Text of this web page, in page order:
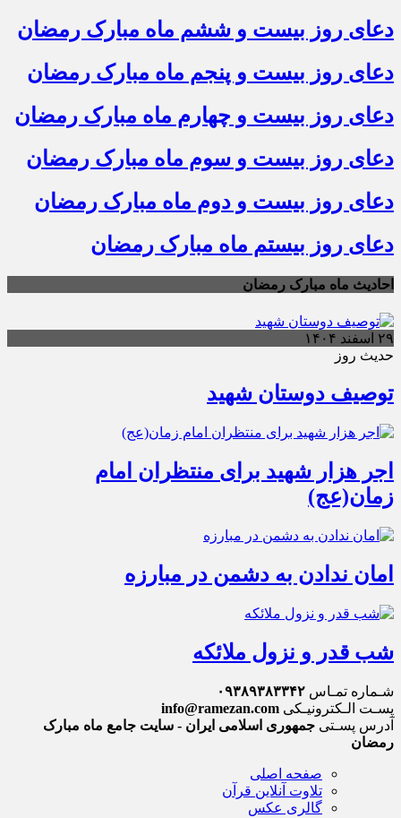
دعای روز بیست و ششم ماه مبارک رمضان
دعای روز بیست و پنجم ماه مبارک رمضان
دعای روز بیست و چهارم ماه مبارک رمضان
دعای روز بیست و سوم ماه مبارک رمضان
دعای روز بیست و دوم ماه مبارک رمضان
دعای روز بیستم ماه مبارک رمضان
احادیث ماه مبارک رمضان
۲۹ اسفند ۱۴۰۴
حدیث روز
توصیف دوستان شهید
اجر هزار شهید برای منتظران امام
زمان(عج)
امان ندادن به دشمن در مبارزه
شب قدر و نزول ملائکه
شـماره تمـاس ۰۹۳۸۹۳۸۳۳۴۲
پسـت الـکترونیـکی info@ramezan.com
آدرس پسـتی جمهوری اسلامی ایران - سایت جامع ماه مبارک
رمضان
صفحه اصلی
تلاوت آنلاین قرآن
گالری عکس